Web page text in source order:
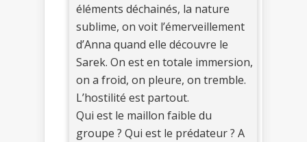
éléments déchainés, la nature
sublime, on voit l’émerveillement
d’Anna quand elle découvre le
Sarek. On est en totale immersion,
on a froid, on pleure, on tremble.
L’hostilité est partout.
Qui est le maillon faible du
groupe ? Qui est le prédateur ? A